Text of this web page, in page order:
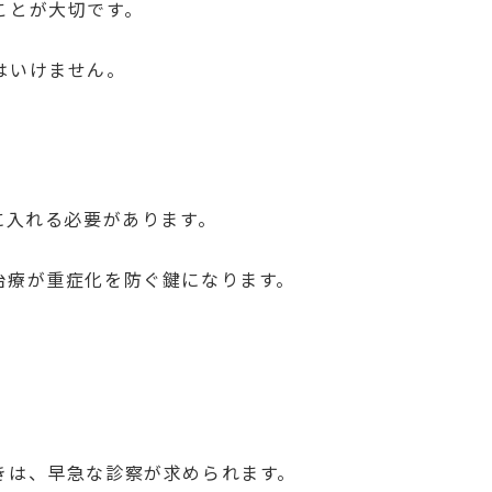
が大切です。
けません。
れる必要があります。
が重症化を防ぐ鍵になります。
、早急な診察が求められます。